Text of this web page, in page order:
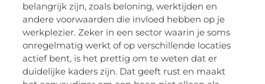
belangrijk zijn, zoals beloning, werktijden en
andere voorwaarden die invloed hebben op je
werkplezier. Zeker in een sector waarin je soms
onregelmatig werkt of op verschillende locaties
actief bent, is het prettig om te weten dat er
duidelijke kaders zijn. Dat geeft rust en maakt